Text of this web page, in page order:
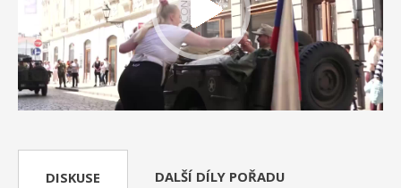
DISKUSE DALŠÍ DÍLY POŘADU